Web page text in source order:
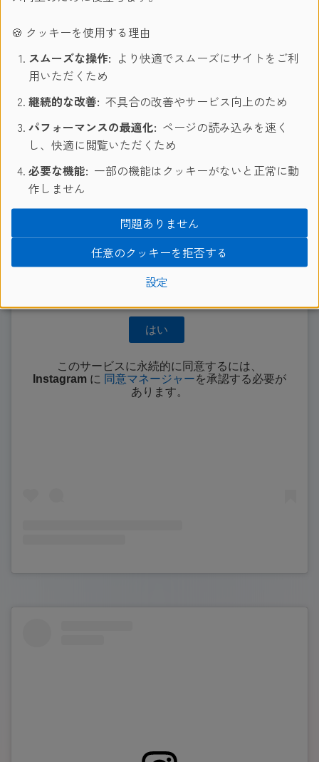
から提供された外部コンテンツを読み
はい
このサービスに永続的に同意するには、
Instagram に 同意マネージャーを承認する必要が
あります。
🍪 クッキーを使用する理由
スムーズな操作: より快適でスムーズにサイトをご利
用いただくため
継続的な改善: 不具合の改善やサービス向上のため
パフォーマンスの最適化: ページの読み込みを速く
し、快適に閲覧いただくため
必要な機能: 一部の機能はクッキーがないと正常に動
作しません
設定
任意のクッキーを拒否する
問題ありません